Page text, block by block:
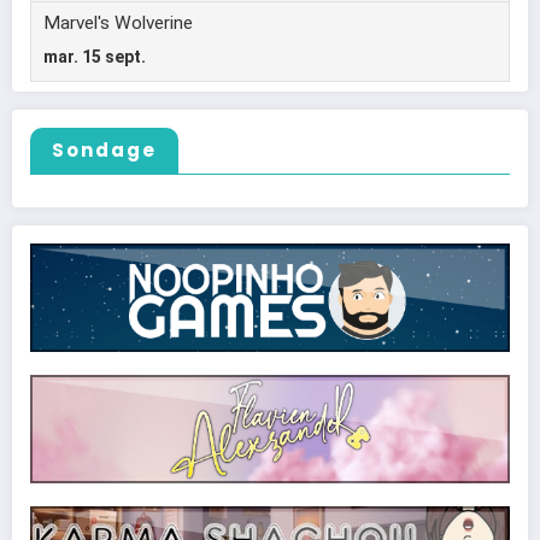
Sondage